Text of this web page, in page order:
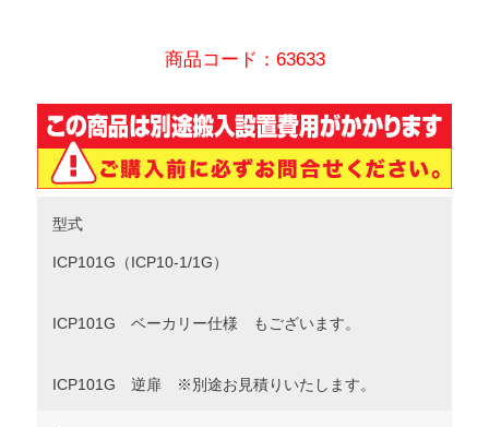
商品コード：63633
型式
ICP101G（ICP10-1/1G）
ICP101G ベーカリー仕様 もございます。
ICP101G 逆扉 ※別途お見積りいたします。